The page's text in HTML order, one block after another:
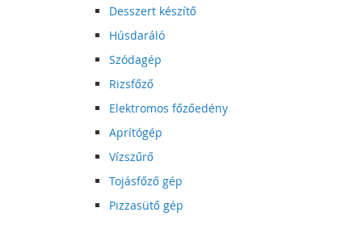
Desszert készítő
Húsdaráló
Szódagép
Rizsfőző
Elektromos főzőedény
Aprítógép
Vízszűrő
Tojásfőző gép
Pizzasütő gép